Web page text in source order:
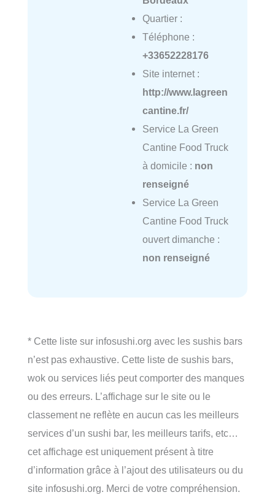
Quartier :
Téléphone :
+33652228176
Site internet :
http://www.lagreen
cantine.fr/
Service La Green
Cantine Food Truck
à domicile : non
renseigné
Service La Green
Cantine Food Truck
ouvert dimanche :
non renseigné
* Cette liste sur infosushi.org avec les sushis bars
n’est pas exhaustive. Cette liste de sushis bars,
wok ou services liés peut comporter des manques
ou des erreurs. L’affichage sur le site ou le
classement ne reflète en aucun cas les meilleurs
services d’un sushi bar, les meilleurs tarifs, etc…
cet affichage est uniquement présent à titre
d’information grâce à l’ajout des utilisateurs ou du
site infosushi.org. Merci de votre compréhension.